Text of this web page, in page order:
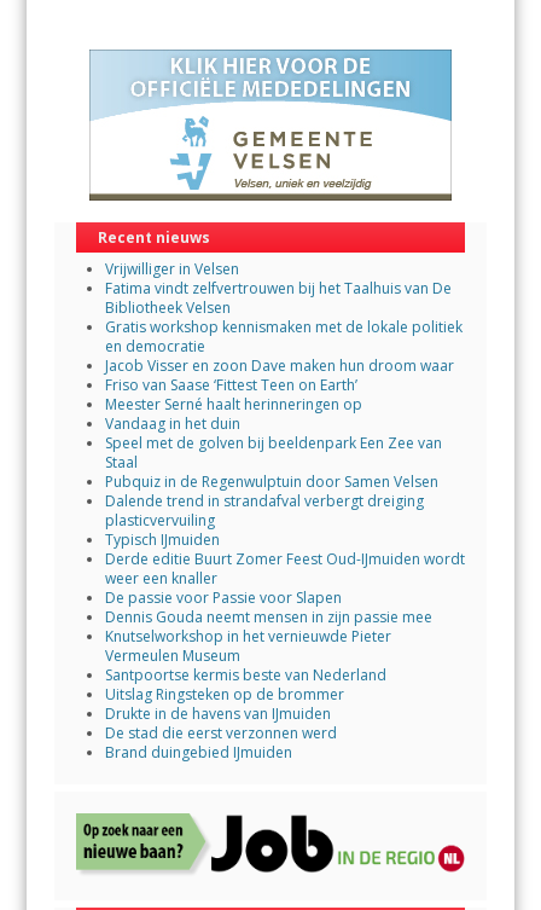
Recent nieuws
Vrijwilliger in Velsen
Fatima vindt zelfvertrouwen bij het Taalhuis van De
Bibliotheek Velsen
Gratis workshop kennismaken met de lokale politiek
en democratie
Jacob Visser en zoon Dave maken hun droom waar
Friso van Saase ‘Fittest Teen on Earth’
Meester Serné haalt herinneringen op
Vandaag in het duin
Speel met de golven bij beeldenpark Een Zee van
Staal
Pubquiz in de Regenwulptuin door Samen Velsen
Dalende trend in strandafval verbergt dreiging
plasticvervuiling
Typisch IJmuiden
Derde editie Buurt Zomer Feest Oud-IJmuiden wordt
weer een knaller
De passie voor Passie voor Slapen
Dennis Gouda neemt mensen in zijn passie mee
Knutselworkshop in het vernieuwde Pieter
Vermeulen Museum
Santpoortse kermis beste van Nederland
Uitslag Ringsteken op de brommer
Drukte in de havens van IJmuiden
De stad die eerst verzonnen werd
Brand duingebied IJmuiden